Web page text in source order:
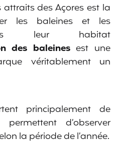
attraits des Açores est la
les baleines et les
leur habitat
des baleinesest une
véritablement un
principalement de
d’observer
la période de l’année.